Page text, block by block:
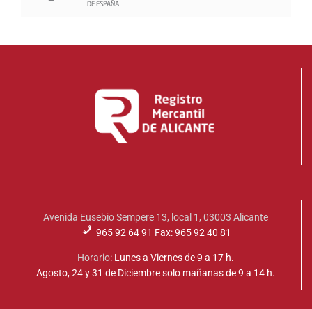
Avenida Eusebio Sempere 13, local 1, 03003 Alicante
965 92 64 91 Fax: 965 92 40 81
Horario: Lunes a Viernes de 9 a 17 h.
Agosto, 24 y 31 de Diciembre solo mañanas de 9 a 14 h.